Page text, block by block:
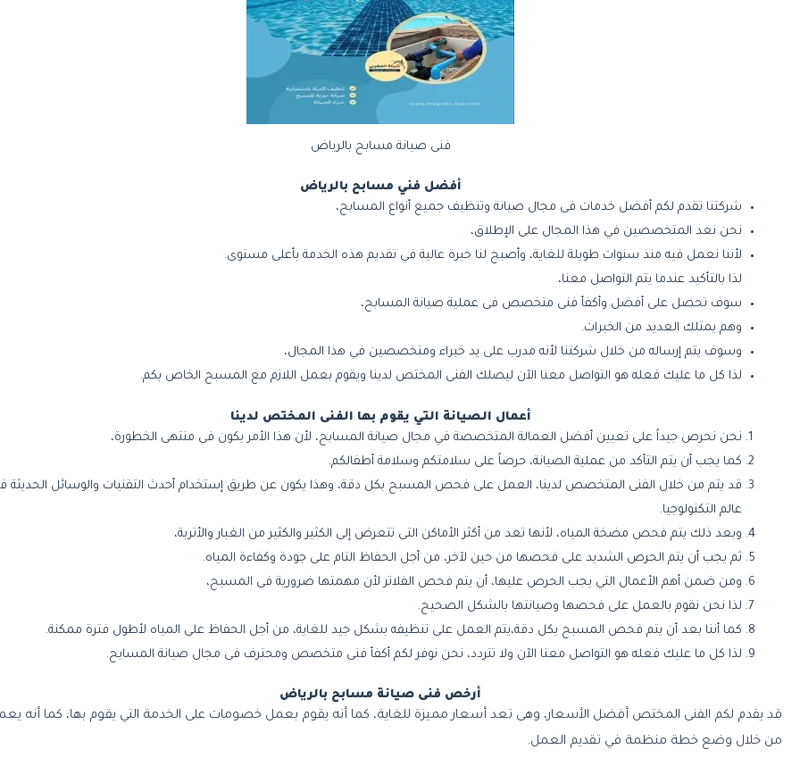
فنى صيانة مسابح بالرياض
أفضل فني مسابح بالرياض
شركتنا تقدم لكم أفضل خدمات فى مجال صيانة وتنظيف جميع أنواع المسابح،
نحن نعد المتخصصين في هذا المجال على الإطلاق،
لأننا نعمل فيه منذ سنوات طويلة للغاية، وأصبح لنا خبرة عالية في تقديم هذه الخدمة بأعلى مستوى.
لذا بالتأكيد عندما يتم التواصل معنا،
سوف تحصل على أفضل وأكفأ فنى متخصص فى عملية صيانة المسابح،
وهم يمتلك العديد من الخبرات.
وسوف يتم إرساله من خلال شركتنا لأنه مدرب على يد خبراء ومتخصصين في هذا المجال،
لذا كل ما عليك فعله هو التواصل معنا الآن ليصلك الفنى المختص لدينا ويقوم بعمل اللازم مع المسبح الخاص بكم.
أعمال الصيانة التي يقوم بها الفنى المختص لدينا
نحن نحرص جيداً على تعيين أفضل العمالة المتخصصة في مجال صيانة المسابح، لأن هذا الأمر يكون فى منتهى الخطورة،
كما يجب أن يتم التأكد من عملية الصيانة، حرصاً على سلامتكم وسلامة أطفالكم.
قد يتم من خلال الفنى المتخصص لدينا، العمل على فحص المسبح بكل دقة، وهذا يكون عن طريق إستخدام أحدث التقنيات والوسائل الحديثة
عالم التكنولوجيا.
وبعد ذلك يتم فحص مضخة المياه، لأنها تعد من أكثر الأماكن التى تتعرض إلى الكثير والكثير من الغبار والأتربة،
ثم يجب أن يتم الحرص الشديد على فحصها من حين لآخر، من أجل الحفاظ التام على جودة وكفاءة المياه.
ومن ضمن أهم الأعمال التي يجب الحرص عليها، أن يتم فحص الفلاتر لأن مهمتها ضرورية فى المسبح،
لذا نحن نقوم بالعمل على فحصها وصيانتها بالشكل الصحيح.
كما أننا بعد أن يتم فحص المسبح بكل دقة،يتم العمل على تنظيفه بشكل جيد للغاية، من أجل الحفاظ على المياه لأطول فترة ممكنة.
لذا كل ما عليك فعله هو التواصل معنا الآن ولا تتردد، نحن نوفر لكم أكفأ فنى متخصص ومحترف فى مجال صيانة المسابح.
أرخص فنى صيانة مسابح بالرياض
قد يقدم لكم الفنى المختص أفضل الأسعار، وهى تعد أسعار مميزة للغاية، كما أنه يقوم بعمل خصومات على الخدمة التي يقوم بها، كما أنه
من خلال وضع خطة منظمة في تقديم العمل.